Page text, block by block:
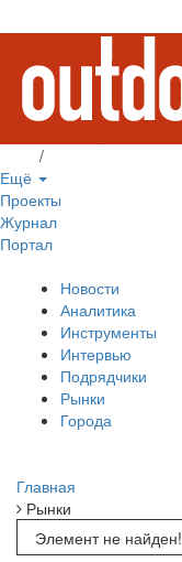
/
Ещё
Проекты
Журнал
Портал
Новости
Аналитика
Инструменты
Интервью
Подрядчики
Рынки
Города
Главная
Рынки
Элемент не найден!